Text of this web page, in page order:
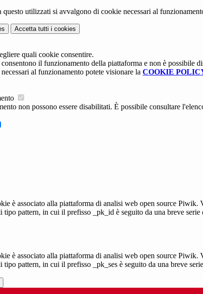
utilizzati si avvalgono di cookie necessari al
Accetta tutti i cookies
quali cookie consentire.
il funzionamento della piattaforma e non è possibile
al funzionamento potete visionare la COOKIE
non possono essere disabilitati. È possibile consultare
è associato alla piattaforma di analisi web open source
tipo pattern, in cui il prefisso _pk_id è seguito da una breve
è associato alla piattaforma di analisi web open source
pattern, in cui il prefisso _pk_ses è seguito da una breve